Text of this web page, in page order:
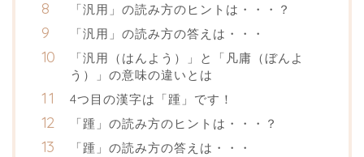
「汎用」の読み方のヒントは・・・？
「汎用」の読み方の答えは・・・
「汎用（はんよう）」と「凡庸（ぼんよ
う）」の意味の違いとは
4つ目の漢字は「踵」です！
「踵」の読み方のヒントは・・・？
「踵」の読み方の答えは・・・